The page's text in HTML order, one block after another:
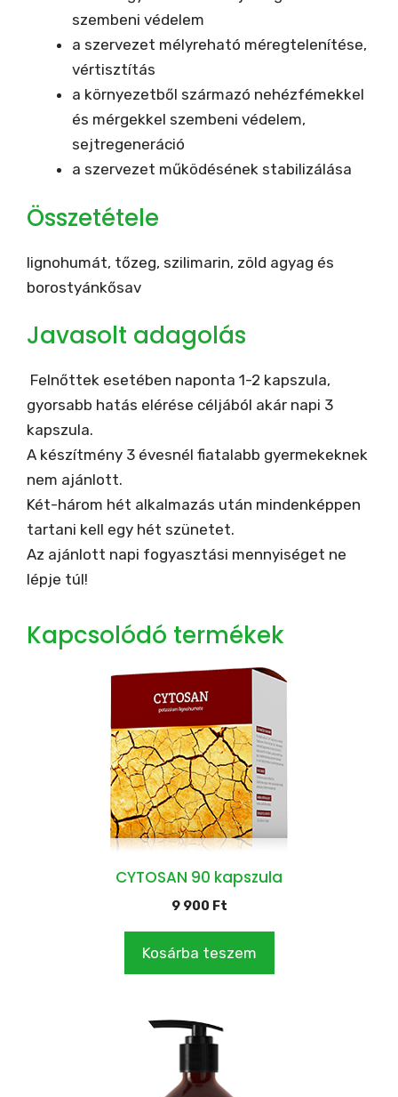
szembeni védelem
a szervezet mélyreható méregtelenítése,
vértisztítás
a környezetből származó nehézfémekkel
és mérgekkel szembeni védelem,
sejtregeneráció
a szervezet működésének stabilizálása
Összetétele
lignohumát, tőzeg, szilimarin, zöld agyag és
borostyánkősav
Javasolt adagolás
Felnőttek esetében naponta 1-2 kapszula,
gyorsabb hatás elérése céljából akár napi 3
kapszula.
A készítmény 3 évesnél fiatalabb gyermekeknek
nem ajánlott.
Két-három hét alkalmazás után mindenképpen
tartani kell egy hét szünetet.
Az ajánlott napi fogyasztási mennyiséget ne
lépje túl!
Kapcsolódó termékek
CYTOSAN 90 kapszula
9 900 Ft
Kosárba teszem